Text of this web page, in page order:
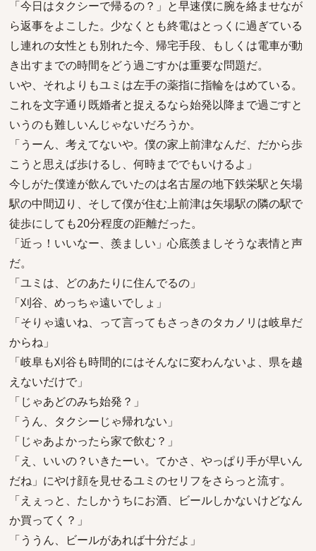
「今日はタクシーで帰るの？」と早速僕に腕を絡ませなが
ら返事をよこした。少なくとも終電はとっくに過ぎている
し連れの女性とも別れた今、帰宅手段、もしくは電車が動
き出すまでの時間をどう過ごすかは重要な問題だ。
いや、それよりもユミは左手の薬指に指輪をはめている。
これを文字通り既婚者と捉えるなら始発以降まで過ごすと
いうのも難しいんじゃないだろうか。
「うーん、考えてないや。僕の家上前津なんだ、だから歩
こうと思えば歩けるし、何時まででもいけるよ」
今しがた僕達が飲んでいたのは名古屋の地下鉄栄駅と矢場
駅の中間辺り、そして僕が住む上前津は矢場駅の隣の駅で
徒歩にしても20分程度の距離だった。
「近っ！いいなー、羨ましい」心底羨ましそうな表情と声
だ。
「ユミは、どのあたりに住んでるの」
「刈谷、めっちゃ遠いでしょ」
「そりゃ遠いね、って言ってもさっきのタカノリは岐阜だ
からね」
「岐阜も刈谷も時間的にはそんなに変わんないよ、県を越
えないだけで」
「じゃあどのみち始発？」
「うん、タクシーじゃ帰れない」
「じゃあよかったら家で飲む？」
「え、いいの？いきたーい。てかさ、やっぱり手が早いん
だね」にやけ顔を見せるユミのセリフをさらっと流す。
「えぇっと、たしかうちにお酒、ビールしかないけどなん
か買ってく？」
「ううん、ビールがあれば十分だよ」